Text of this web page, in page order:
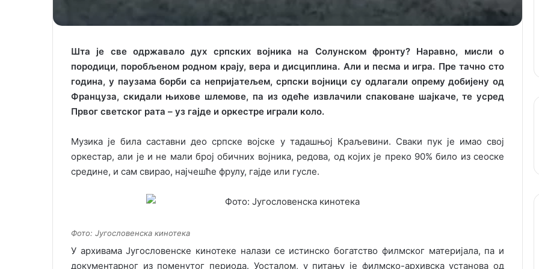
Шта је све одржавало дух српских војника на Солунском фронту? Наравно, мисли о
породици, поробљеном родном крају, вера и дисциплина. Али и песма и игра. Пре тачно сто
година, у паузама борби са непријатељем, српски војници су одлагали опрему добијену од
Француза, скидали њихове шлемове, па из одеће извлачили спаковане шајкаче, те усред
Првог светског рата – уз гајде и оркестре играли коло.
Музика је била саставни део српске војске у тадашњој Краљевини. Сваки пук је имао свој
оркестар, али је и не мали број обичних војника, редова, од којих је преко 90% било из сеоске
средине, и сам свирао, најчешће фрулу, гајде или гусле.
Фото: Југословенска кинотека
У архивама Југословенске кинотеке налази се истинско богатство филмског материјала, па и
документарног из поменутог периода. Уосталом, у питању је филмско-архивска установа од